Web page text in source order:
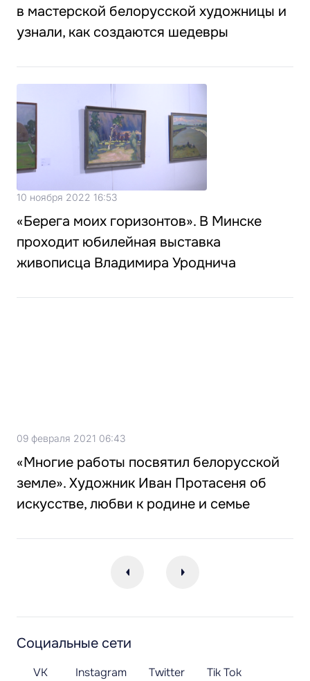
в мастерской белорусской художницы и
узнали, как создаются шедевры
10 ноября 2022 16:53
«Берега моих горизонтов». В Минске
проходит юбилейная выставка
живописца Владимира Уроднича
09 февраля 2021 06:43
«Многие работы посвятил белорусской
земле». Художник Иван Протасеня об
искусстве, любви к родине и семье
Социальные сети
VK Instagram Twitter
Tik Tok